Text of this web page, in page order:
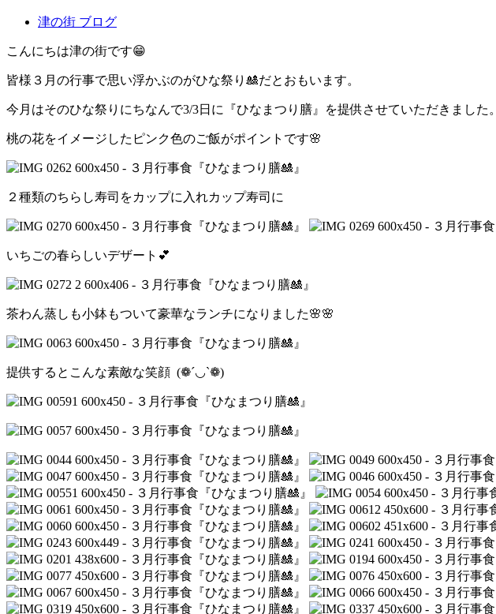
津の街 ブログ
こんにちは津の街です😁
皆様３月の行事で思い浮かぶのがひな祭り🎎だとおもいます。
今月はそのひな祭りにちなんで3/3日に『ひなまつり膳』を提供させていただきました。
桃の花をイメージしたピンク色のご飯がポイントです🌸
２種類のちらし寿司をカップに入れカップ寿司に
いちごの春らしいデザート💕
茶わん蒸しも小鉢もついて豪華なランチになりました🌸🌸
提供するとこんな素敵な笑顔 (❁´◡`❁)